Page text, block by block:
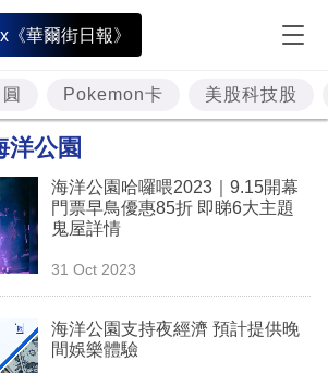
《華爾街日報》
Pokemon卡 美股科技股
洋公園
海洋公園哈囉喂2023｜9.15開幕
門票早鳥優惠85折 即睇6大主題
鬼屋詳情
31 Oct 2023
海洋公園支持夜經濟 預計提供晚
間娛樂體驗